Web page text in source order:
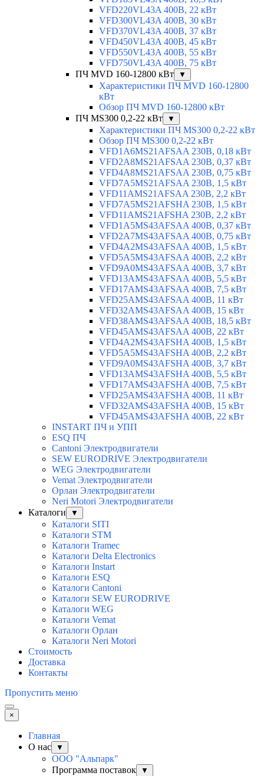
VFD220VL43A 400В, 22 кВт
VFD300VL43A 400В, 30 кВт
VFD370VL43A 400В, 37 кВт
VFD450VL43A 400В, 45 кВт
VFD550VL43A 400В, 55 кВт
VFD750VL43A 400В, 75 кВт
ПЧ MVD 160-12800 кВт
▼
Характеристики ПЧ MVD 160-12800
кВт
Обзор ПЧ MVD 160-12800 кВт
ПЧ MS300 0,2-22 кВт
▼
Характеристики ПЧ MS300 0,2-22 кВт
Обзор ПЧ MS300 0,2-22 кВт
VFD1A6MS21AFSAA 230В, 0,18 кВт
VFD2A8MS21AFSAA 230В, 0,37 кВт
VFD4A8MS21AFSAA 230В, 0,75 кВт
VFD7A5MS21AFSAA 230В, 1,5 кВт
VFD11AMS21AFSAA 230В, 2,2 кВт
VFD7A5MS21AFSHA 230В, 1,5 кВт
VFD11AMS21AFSHA 230В, 2,2 кВт
VFD1A5MS43AFSAA 400В, 0,37 кВт
VFD2A7MS43AFSAA 400В, 0,75 кВт
VFD4A2MS43AFSAA 400В, 1,5 кВт
VFD5A5MS43AFSAA 400В, 2,2 кВт
VFD9A0MS43AFSAA 400В, 3,7 кВт
VFD13AMS43AFSAA 400В, 5,5 кВт
VFD17AMS43AFSAA 400В, 7,5 кВт
VFD25AMS43AFSAA 400В, 11 кВт
VFD32AMS43AFSAA 400В, 15 кВт
VFD38AMS43AFSAA 400В, 18,5 кВт
VFD45AMS43AFSAA 400В, 22 кВт
VFD4A2MS43AFSHA 400В, 1,5 кВт
VFD5A5MS43AFSHA 400В, 2,2 кВт
VFD9A0MS43AFSHA 400В, 3,7 кВт
VFD13AMS43AFSHA 400В, 5,5 кВт
VFD17AMS43AFSHA 400В, 7,5 кВт
VFD25AMS43AFSHA 400В, 11 кВт
VFD32AMS43AFSHA 400В, 15 кВт
VFD45AMS43AFSHA 400В, 22 кВт
INSTART ПЧ и УПП
ESQ ПЧ
Cantoni Электродвигатели
SEW EURODRIVE Электродвигатели
WEG Электродвигатели
Vemat Электродвигатели
Орлан Электродвигатели
Neri Motori Электродвигатели
Каталоги
▼
Каталоги SITI
Каталоги STM
Каталоги Tramec
Каталоги Delta Electronics
Каталоги Instart
Каталоги ESQ
Каталоги Cantoni
Каталоги SEW EURODRIVE
Каталоги WEG
Каталоги Vemat
Каталоги Орлан
Каталоги Neri Motori
Стоимость
Доставка
Контакты
Пропустить меню
×
Главная
О нас
▼
ООО "Альпарк"
Программа поставок
▼